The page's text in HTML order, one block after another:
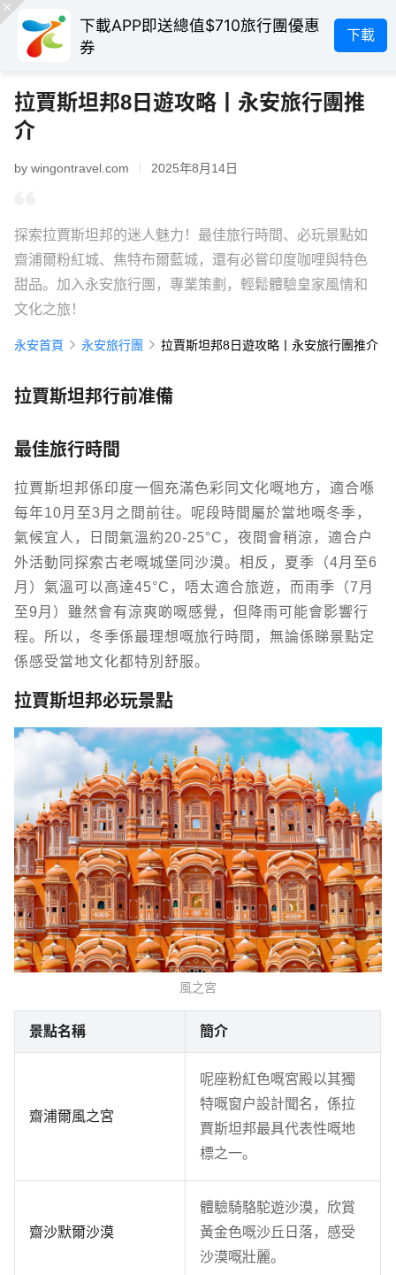
下載APP即送總值$710旅行團優惠
券
下載
拉賈斯坦邦8日遊攻略丨永安旅行團推
介
by wingontravel.com 2025年8月14日
探索拉賈斯坦邦的迷人魅力！最佳旅行時間、必玩景點如
齋浦爾粉紅城、焦特布爾藍城，還有必嘗印度咖哩與特色
甜品。加入永安旅行團，專業策劃，輕鬆體驗皇家風情和
文化之旅！
永安首頁 永安旅行團 拉賈斯坦邦8日遊攻略丨永安旅行團推介
拉賈斯坦邦行前准備
最佳旅行時間
拉賈斯坦邦係印度一個充滿色彩同文化嘅地方，適合喺
每年10月至3月之間前往。呢段時間屬於當地嘅冬季，
氣候宜人，日間氣溫約20-25°C，夜間會稍涼，適合戶
外活動同探索古老嘅城堡同沙漠。相反，夏季（4月至6
月）氣溫可以高達45°C，唔太適合旅遊，而雨季（7月
至9月）雖然會有涼爽啲嘅感覺，但降雨可能會影響行
程。所以，冬季係最理想嘅旅行時間，無論係睇景點定
係感受當地文化都特別舒服。
拉賈斯坦邦必玩景點
風之宮
景點名稱 簡介
齋浦爾風之宮
呢座粉紅色嘅宮殿以其獨
特嘅窗戶設計聞名，係拉
賈斯坦邦最具代表性嘅地
標之一。
齋沙默爾沙漠
體驗騎駱駝遊沙漠，欣賞
黃金色嘅沙丘日落，感受
沙漠嘅壯麗。